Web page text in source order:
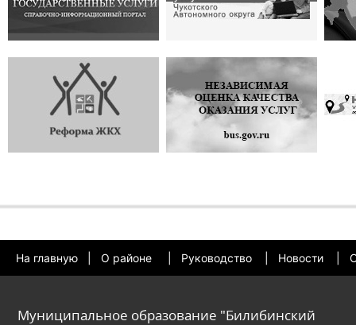
На главную О районе Руководство Новости
Муниципальное образование "Билибинский